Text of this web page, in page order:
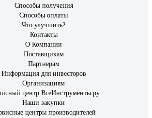
Способы получения
Способы оплаты
Что улучшить?
Контакты
О Компании
Поставщикам
Партнерам
Информация для инвесторов
Организациям
центр ВсеИнструменты.ру
Наши закупки
центры производителей